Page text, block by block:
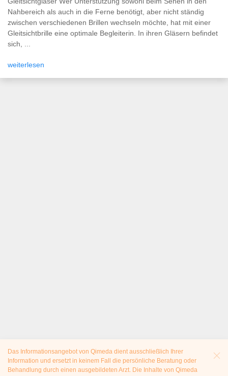
Nahbereich als auch in die Ferne benötigt, aber nicht ständig
zwischen verschiedenen Brillen wechseln möchte, hat mit einer
Gleitsichtbrille eine optimale Begleiterin. In ihren Gläsern befindet
sich, ...
weiterlesen
Das Informationsangebot von Qimeda dient ausschließlich Ihrer
Information und ersetzt in keinem Fall die persönliche Beratung oder
Behandlung durch einen ausgebildeten Arzt. Die Inhalte von Qimeda